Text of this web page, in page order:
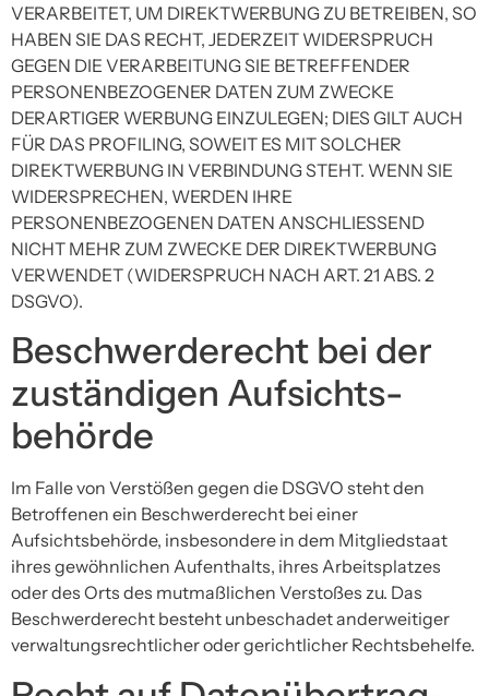
VERARBEITET, UM DIREKTWERBUNG ZU BETREIBEN, SO
HABEN SIE DAS RECHT, JEDERZEIT WIDERSPRUCH
GEGEN DIE VERARBEITUNG SIE BETREFFENDER
PERSONENBEZOGENER DATEN ZUM ZWECKE
DERARTIGER WERBUNG EINZULEGEN; DIES GILT AUCH
FÜR DAS PROFILING, SOWEIT ES MIT SOLCHER
DIREKTWERBUNG IN VERBINDUNG STEHT. WENN SIE
WIDERSPRECHEN, WERDEN IHRE
PERSONENBEZOGENEN DATEN ANSCHLIESSEND
NICHT MEHR ZUM ZWECKE DER DIREKTWERBUNG
VERWENDET (WIDERSPRUCH NACH ART. 21 ABS. 2
DSGVO).
Beschwerde­recht bei der
zuständigen Aufsichts­
behörde
Im Falle von Verstößen gegen die DSGVO steht den
Betroffenen ein Beschwerderecht bei einer
Aufsichtsbehörde, insbesondere in dem Mitgliedstaat
ihres gewöhnlichen Aufenthalts, ihres Arbeitsplatzes
oder des Orts des mutmaßlichen Verstoßes zu. Das
Beschwerderecht besteht unbeschadet anderweitiger
verwaltungsrechtlicher oder gerichtlicher Rechtsbehelfe.